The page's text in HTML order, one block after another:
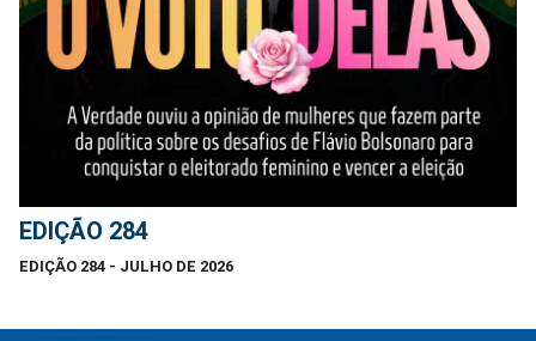
EDIÇÃO 284
EDIÇÃO 284 - JULHO DE 2026